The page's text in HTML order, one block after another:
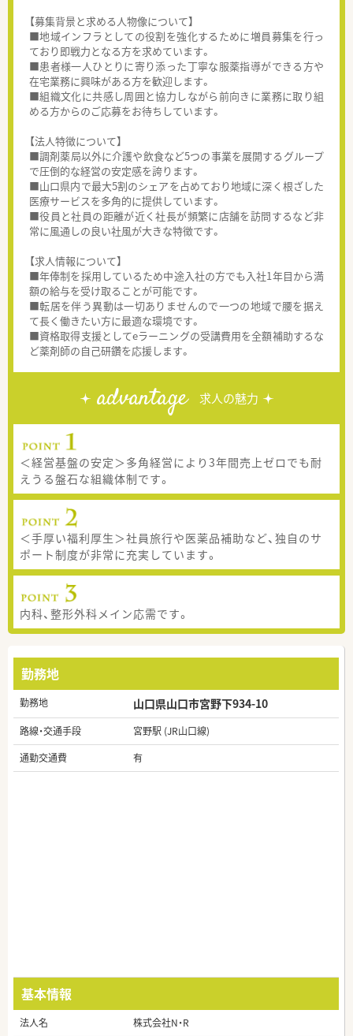
【募集背景と求める人物像について】
■地域インフラとしての役割を強化するために増員募集を行っ
ており即戦力となる方を求めています。
■患者様一人ひとりに寄り添った丁寧な服薬指導ができる方や
在宅業務に興味がある方を歓迎します。
■組織文化に共感し周囲と協力しながら前向きに業務に取り組
める方からのご応募をお待ちしています。
【法人特徴について】
■調剤薬局以外に介護や飲食など5つの事業を展開するグループ
で圧倒的な経営の安定感を誇ります。
■山口県内で最大5割のシェアを占めており地域に深く根ざした
医療サービスを多角的に提供しています。
■役員と社員の距離が近く社長が頻繁に店舗を訪問するなど非
常に風通しの良い社風が大きな特徴です。
【求人情報について】
■年俸制を採用しているため中途入社の方でも入社1年目から満
額の給与を受け取ることが可能です。
■転居を伴う異動は一切ありませんので一つの地域で腰を据え
て長く働きたい方に最適な環境です。
■資格取得支援としてeラーニングの受講費用を全額補助するな
ど薬剤師の自己研鑽を応援します。
advantage 求人の魅力
＜経営基盤の安定＞多角経営により3年間売上ゼロでも耐
えうる盤石な組織体制です。
＜手厚い福利厚生＞社員旅行や医薬品補助など、独自のサ
ポート制度が非常に充実しています。
内科、整形外科メイン応需です。
勤務地
勤務地 山口県山口市宮野下934-10
路線・交通手段
宮野駅 (JR山口線)
通勤交通費
有
基本情報
法人名
株式会社N・R